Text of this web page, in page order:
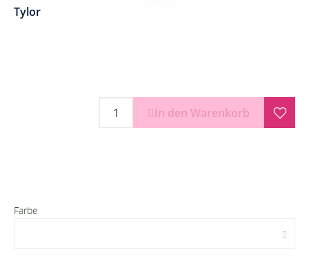
Tylor
In den Warenkorb
Farbe